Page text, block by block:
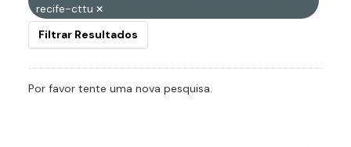
recife-cttu
Filtrar Resultados
Por favor tente uma nova pesquisa.